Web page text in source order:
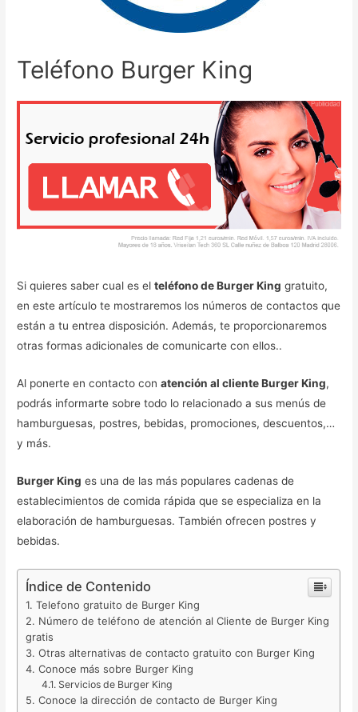
Teléfono Burger King
Si quieres saber cual es elteléfono de Burger King gratuito,
en este artículo te mostraremos los números de contactos que
están a tu entrea disposición. Además, te proporcionaremos
otras formas adicionales de comunicarte con ellos..
Al ponerte en contacto conatención al cliente Burger King,
podrás informarte sobre todo lo relacionado a sus menús de
hamburguesas, postres, bebidas, promociones, descuentos,…
y más.
Burger King es una de las más populares cadenas de
establecimientos de comida rápida que se especializa en la
elaboración de hamburguesas. También ofrecen postres y
bebidas.
Índice de Contenido
Telefono gratuito de Burger King
Número de teléfono de atención al Cliente de Burger King
gratis
Otras alternativas de contacto gratuito con Burger King
Conoce más sobre Burger King
Servicios de Burger King
Conoce la dirección de contacto de Burger King